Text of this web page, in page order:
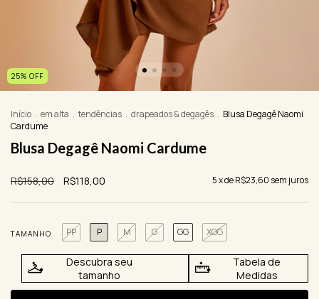
25% OFF
Início . em alta . tendências . drapeados & degagês . Blusa Degagê Naomi
Cardume
Blusa Degagê Naomi Cardume
R$158,00 R$118,00 5x deR$23,60 sem juros
TAMANHO PP P M G GG XGG
Descubra seu
tamanho
Tabela de
Medidas